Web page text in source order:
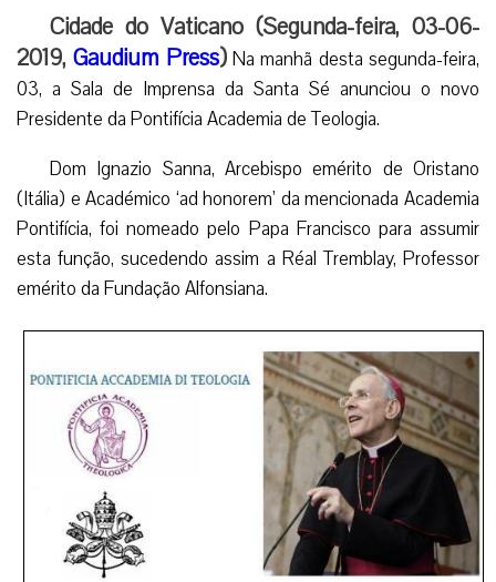
Cidade do Vaticano (Segunda-feira, 03-06-
2019,Gaudium Press)Na manhã desta segunda-feira,
03, a Sala de Imprensa da Santa Sé anunciou o novo
Presidente da Pontifícia Academia de Teologia.
Dom Ignazio Sanna, Arcebispo emérito de Oristano
(Itália) e Académico ‘ad honorem’ da mencionada Academia
Pontifícia, foi nomeado pelo Papa Francisco para assumir
esta função, sucedendo assim a Réal Tremblay, Professor
emérito da Fundação Alfonsiana.